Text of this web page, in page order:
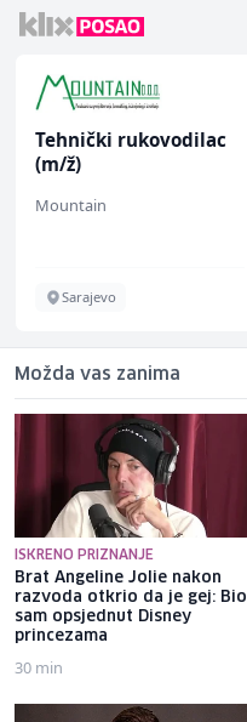
Tehnički rukovodilac
(m/ž)
Mountain
Sarajevo
Možda vas zanima
ISKRENO PRIZNANJE
Brat Angeline Jolie nakon
razvoda otkrio da je gej: Bio
sam opsjednut Disney
princezama
30 min